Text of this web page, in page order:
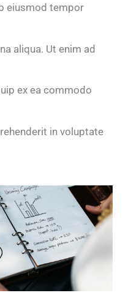
eiusmod tempor
aliqua. Ut enim ad
ex ea commodo
in voluptate